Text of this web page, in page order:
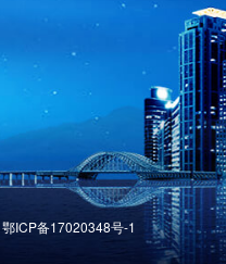
鄂ICP备17020348号-1